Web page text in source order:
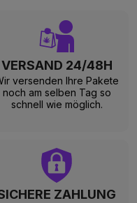
VERSAND 24/48H
versenden Ihre Pakete
noch am selben Tag so
schnell wie möglich.
ZAHLUNG